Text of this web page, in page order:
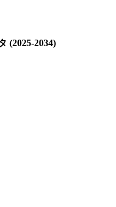
(2025-2034)